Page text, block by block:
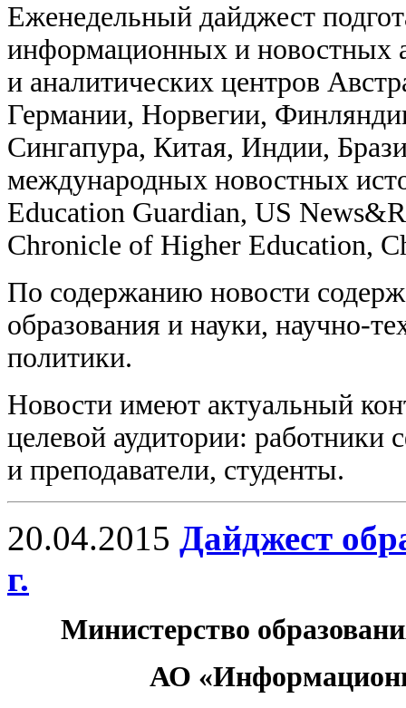
Еженедельный дайджест
информационных и новостных
и аналитических центров
Германии, Норвегии,
Сингапура, Китая, Индии,
международных новостных
Education Guardian, US
Chronicle of Higher Education,
По содержанию новости
образования и науки, научно-
политики.
Новости имеют актуальный
целевой аудитории: работники
и преподаватели, студенты.
20.04.2015 Дайджест
г.
Министерство
АО